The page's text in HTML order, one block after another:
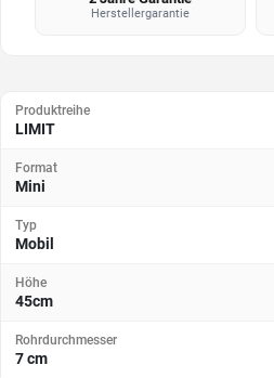
Herstellergarantie
Produktreihe
LIMIT
Format
Mini
Typ
Mobil
Höhe
45cm
Rohrdurchmesser
7 cm